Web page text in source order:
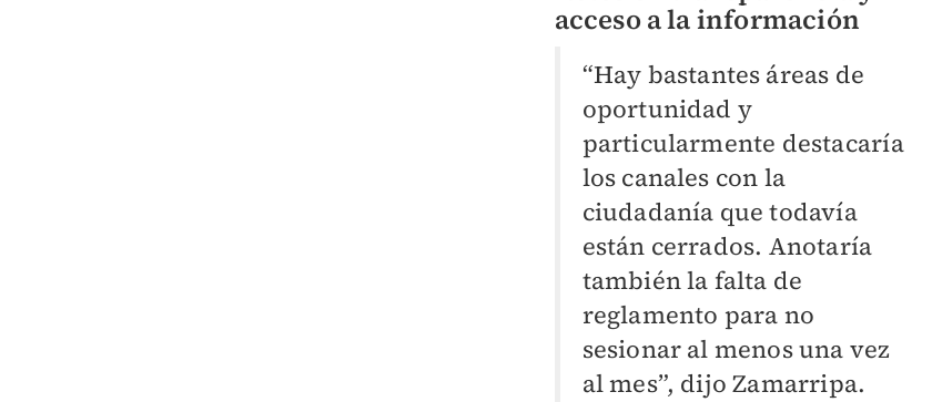
acceso a la información
“Hay bastantes áreas de
oportunidad y
particularmente destacaría
los canales con la
ciudadanía que todavía
están cerrados. Anotaría
también la falta de
reglamento para no
sesionar al menos una vez
al mes”, dijo Zamarripa.